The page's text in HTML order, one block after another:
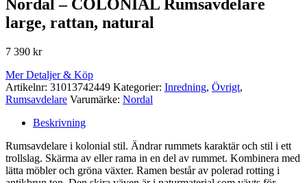
Nordal – COLONIAL Rumsavdelare
large, rattan, natural
7 390 kr
Mer Detaljer & Köp
Artikelnr: 31013742449 Kategorier: Inredning, Övrigt,
Rumsavdelare Varumärke: Nordal
Beskrivning
Rumsavdelare i kolonial stil. Ändrar rummets karaktär och stil i ett
trollslag. Skärma av eller rama in en del av rummet. Kombinera med
lätta möbler och gröna växter. Ramen består av polerad rotting i